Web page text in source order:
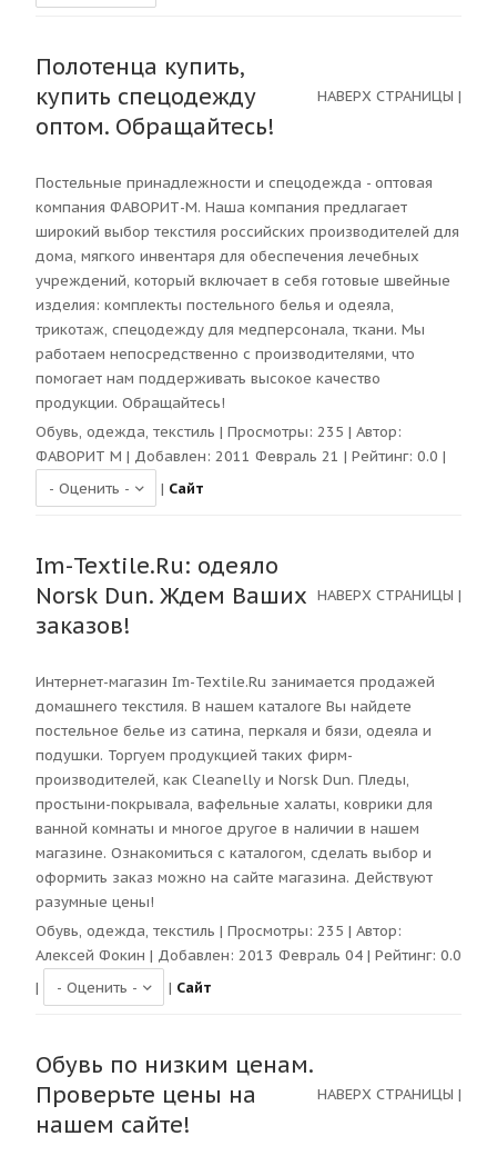
Полотенца купить,
купить спецодежду
оптом. Обращайтесь!
НАВЕРХ СТРАНИЦЫ |
Постельные принадлежности и спецодежда - оптовая
компания ФАВОРИТ-М. Наша компания предлагает
широкий выбор текстиля российских производителей для
дома, мягкого инвентаря для обеспечения лечебных
учреждений, который включает в себя готовые швейные
изделия: комплекты постельного белья и одеяла,
трикотаж, спецодежду для медперсонала, ткани. Мы
работаем непосредственно с производителями, что
помогает нам поддерживать высокое качество
продукции. Обращайтесь!
Обувь, одежда, текстиль | Просмотры: 235 | Автор:
ФАВОРИТ М | Добавлен: 2011 Февраль 21 | Рейтинг: 0.0 |
| Сайт
Im-Textile.Ru: одеяло
Norsk Dun. Ждем Ваших
заказов!
НАВЕРХ СТРАНИЦЫ |
Интернет-магазин Im-Textile.Ru занимается продажей
домашнего текстиля. В нашем каталоге Вы найдете
постельное белье из сатина, перкаля и бязи, одеяла и
подушки. Торгуем продукцией таких фирм-
производителей, как Cleanelly и Norsk Dun. Пледы,
простыни-покрывала, вафельные халаты, коврики для
ванной комнаты и многое другое в наличии в нашем
магазине. Ознакомиться с каталогом, сделать выбор и
оформить заказ можно на сайте магазина. Действуют
разумные цены!
Обувь, одежда, текстиль | Просмотры: 235 | Автор:
Алексей Фокин | Добавлен: 2013 Февраль 04 | Рейтинг: 0.0
|
| Сайт
Обувь по низким ценам.
Проверьте цены на
нашем сайте!
НАВЕРХ СТРАНИЦЫ |